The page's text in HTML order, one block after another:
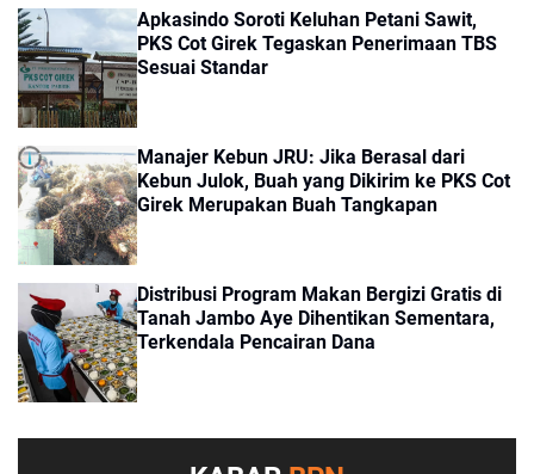
Apkasindo Soroti Keluhan Petani Sawit,
PKS Cot Girek Tegaskan Penerimaan TBS
Sesuai Standar
Manajer Kebun JRU: Jika Berasal dari
Kebun Julok, Buah yang Dikirim ke PKS Cot
Girek Merupakan Buah Tangkapan
Distribusi Program Makan Bergizi Gratis di
Tanah Jambo Aye Dihentikan Sementara,
Terkendala Pencairan Dana